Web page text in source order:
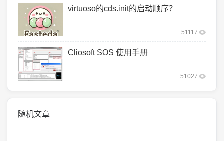
virtuoso的cds.init的启动顺序？
51117
Cliosoft SOS 使用手册
51027
随机文章